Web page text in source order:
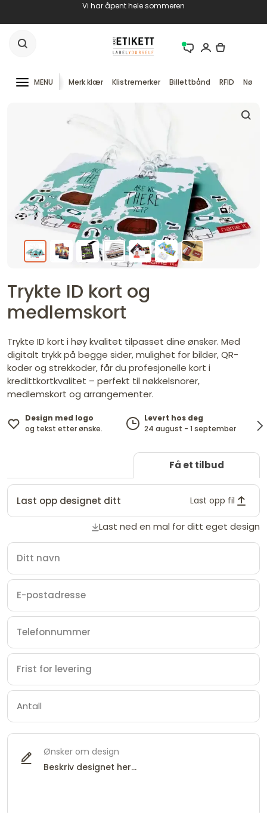
Vi har åpent hele sommeren
MENU Merk klær Klistremerker Billettbånd RFID
Trykte ID kort og
medlemskort
Trykte ID kort i høy kvalitet tilpasset dine ønsker. Med
digitalt trykk på begge sider, mulighet for bilder, QR-
koder og strekkoder, får du profesjonelle kort i
kredittkortkvalitet – perfekt til nøkkelsnorer,
medlemskort og arrangementer.
Design med logo
og tekst etter ønske.
Levert hos deg
24 august - 1 september
Få et tilbud
Last opp designet ditt Last opp fil
Last ned en mal for ditt eget design
Ønsker om design